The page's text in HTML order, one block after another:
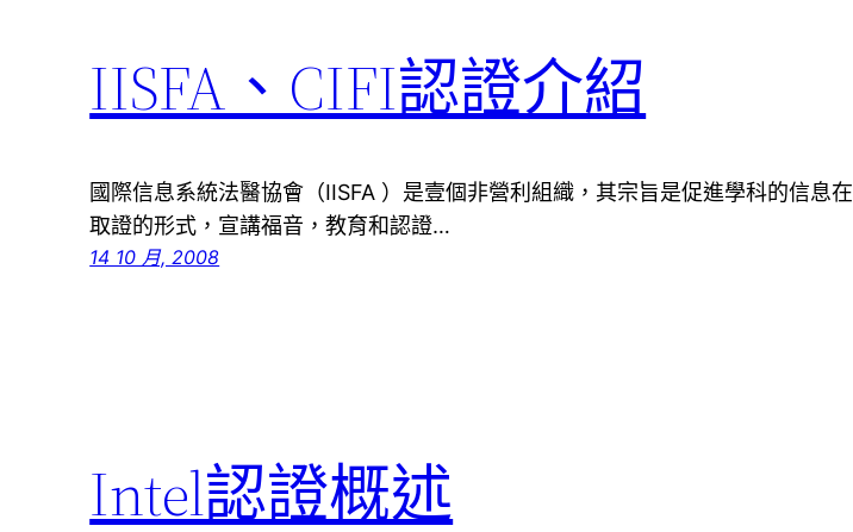
IISFA、CIFI認證介紹
國際信息系統法醫協會（IISFA ）是壹個非營利組織，其宗旨是促進學科的信息在
取證的形式，宣講福音，教育和認證…
14 10 月, 2008
Intel認證概述